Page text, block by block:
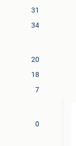
31
34
20
18
7
0